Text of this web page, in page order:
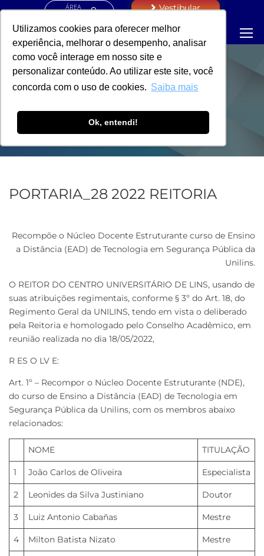
Utilizamos cookies para oferecer melhor
experiência, melhorar o desempenho, analisar
como você interage em nosso site e
personalizar conteúdo. Ao utilizar este site, você
concorda com o uso de cookies. Saiba mais
Ok, entendi!
ÁREA
Vestibular
PORTARIA -
REITORIA
PORTARIA_28 2022 REITORIA
Recompõe o Núcleo Docente Estruturante curso de Ensino
a Distância (EAD) de Tecnologia em Segurança Pública da
Unilins.
O REITOR DO CENTRO UNIVERSITÁRIO DE LINS, usando de
suas atribuições regimentais, conforme § 3º do Art. 18, do
Regimento Geral da UNILINS, tendo em vista o deliberado
pela Reitoria e homologado pelo Conselho Acadêmico, em
reunião realizada no dia 18/05/2022,
R ES O LV E:
Art. 1º – Recompor o Núcleo Docente Estruturante (NDE),
do curso de Ensino a Distância (EAD) de Tecnologia em
Segurança Pública da Unilins, com os membros abaixo
relacionados:
NOME TITULAÇÃO
1 João Carlos de Oliveira Especialista
2 Leonides da Silva Justiniano Doutor
3 Luiz Antonio Cabañas Mestre
4 Milton Batista Nizato Mestre